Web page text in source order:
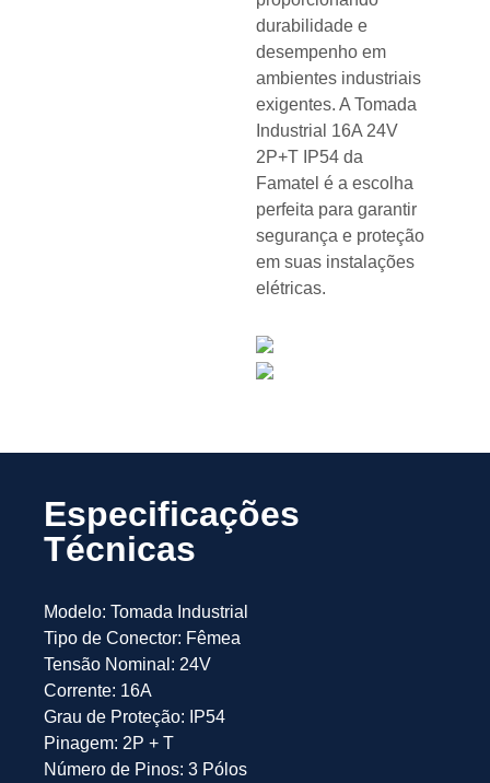
durabilidade e
desempenho em
ambientes industriais
exigentes. A Tomada
Industrial 16A 24V
2P+T IP54 da
Famatel é a escolha
perfeita para garantir
segurança e proteção
em suas instalações
elétricas.
Especificações
Técnicas
Modelo: Tomada Industrial
Tipo de Conector: Fêmea
Tensão Nominal: 24V
Corrente: 16A
Grau de Proteção: IP54
Pinagem: 2P + T
Número de Pinos: 3 Pólos